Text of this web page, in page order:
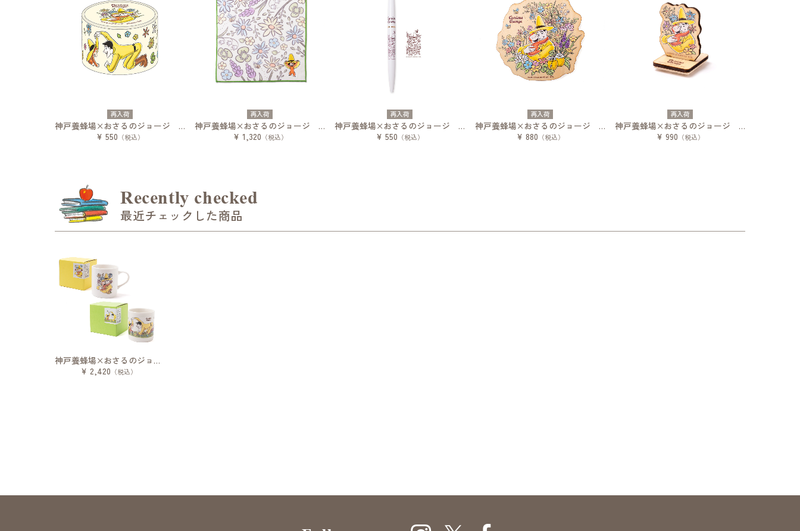
再入荷
神戸養蜂場×おさるのジョージ マスキングテープ
¥ 550 （税込）
再入荷
神戸養蜂場×おさるのジョージ タオルハンカチ
¥ 1,320 （税込）
再入荷
神戸養蜂場×おさるのジョージ アンテリックボールペン
¥ 550 （税込）
再入荷
神戸養蜂場×おさるのジョージ 木製マグネット
¥ 880 （税込）
再入荷
神戸養蜂場×おさるのジョージ 木製スタンプ
¥ 990 （税込）
Recently checked
最近チェックした商品
神戸養蜂場×おさるのジョージ マグカップ
¥ 2,420 （税込）